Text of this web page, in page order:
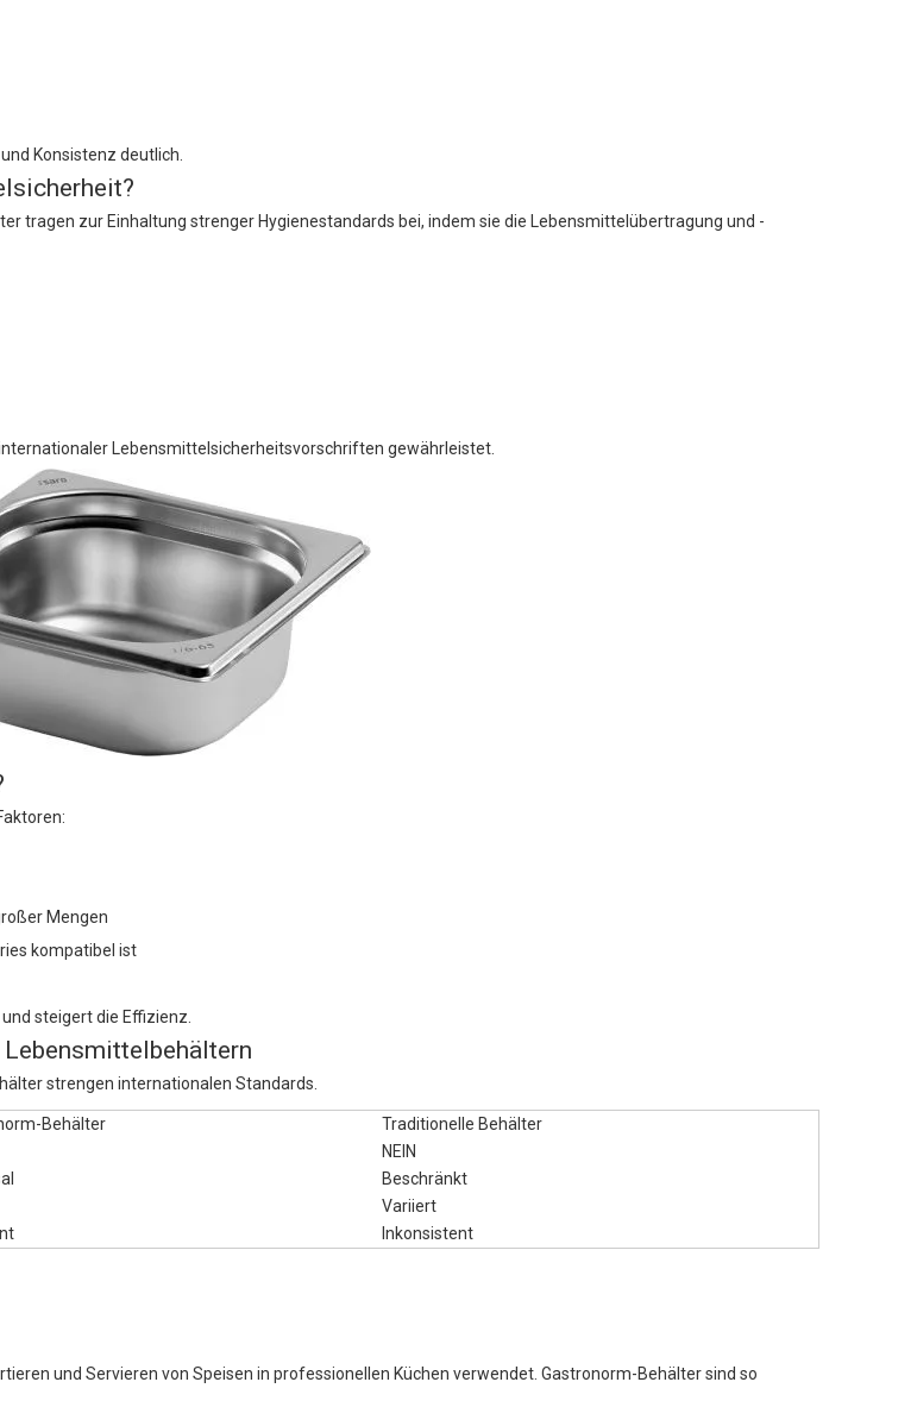
Konsistenz deutlich.
tragen zur Einhaltung strenger Hygienestandards bei, indem sie die Lebensmittelübertragung und -
Lebensmittelsicherheitsvorschriften gewährleistet.
Mengen
kompatibel ist
steigert die Effizienz.
strengen internationalen Standards.
Behälter
Traditionelle Behälter
NEIN
Beschränkt
Variiert
Inkonsistent
und Servieren von Speisen in professionellen Küchen verwendet. Gastronorm-Behälter sind so